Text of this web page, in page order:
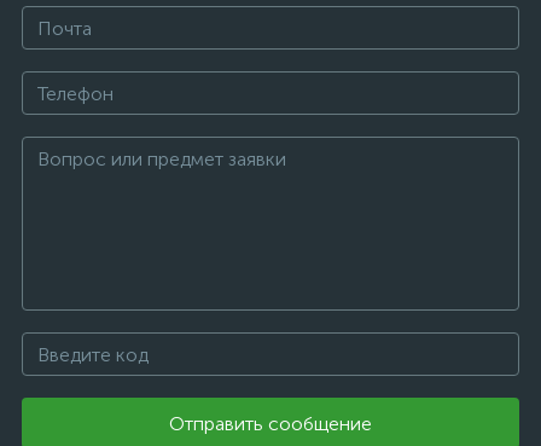
Отправить сообщение